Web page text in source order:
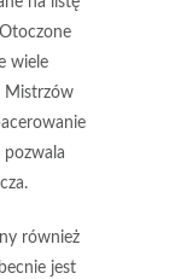
wiele
Mistrzów
również
jest